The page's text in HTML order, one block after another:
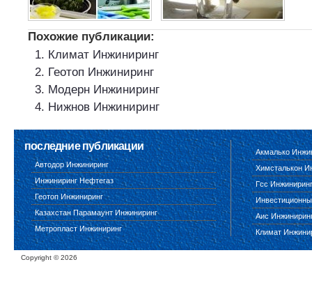
Похожие публикации:
Климат Инжиниринг
Геотоп Инжиниринг
Модерн Инжиниринг
Нижнов Инжиниринг
последние публикации
Автодор Инжиниринг
Инжиниринг Нефтегаз
Геотоп Инжиниринг
Казахстан Парамаунт Инжиниринг
Метропласт Инжиниринг
Акмалько
Химсталькон
Гсс Инжиниринг
Аис
Климат
Copyright ©2026